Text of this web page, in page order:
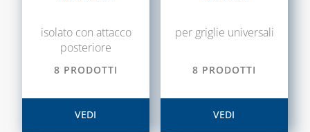
isolato con attacco
posteriore
8 PRODOTTI
VEDI
per griglie universali
8 PRODOTTI
VEDI